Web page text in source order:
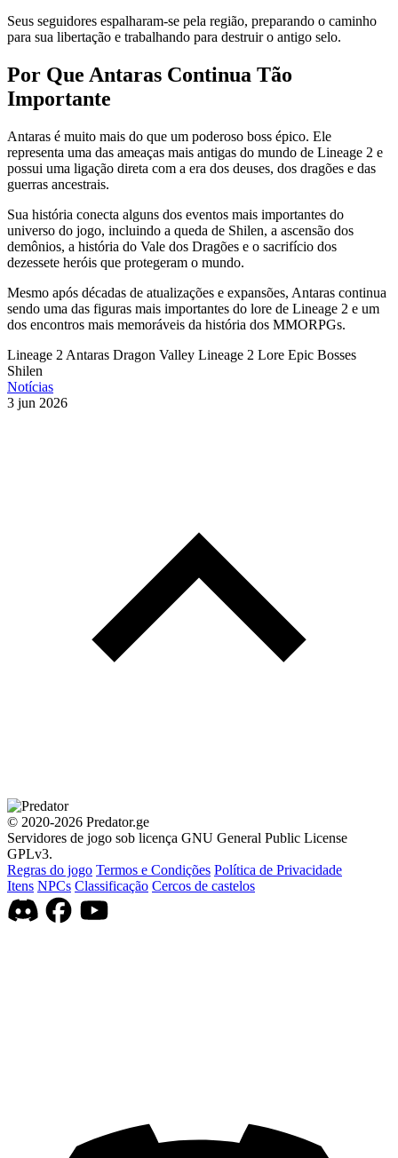
Seus seguidores espalharam-se pela região, preparando o caminho
para sua libertação e trabalhando para destruir o antigo selo.
Por Que Antaras Continua Tão
Importante
Antaras é muito mais do que um poderoso boss épico. Ele
representa uma das ameaças mais antigas do mundo de Lineage 2 e
possui uma ligação direta com a era dos deuses, dos dragões e das
guerras ancestrais.
Sua história conecta alguns dos eventos mais importantes do
universo do jogo, incluindo a queda de Shilen, a ascensão dos
demônios, a história do Vale dos Dragões e o sacrifício dos
dezessete heróis que protegeram o mundo.
Mesmo após décadas de atualizações e expansões, Antaras continua
sendo uma das figuras mais importantes do lore de Lineage 2 e um
dos encontros mais memoráveis da história dos MMORPGs.
Lineage 2 Antaras Dragon Valley Lineage 2 Lore Epic Bosses
Shilen
Notícias
3 jun 2026
© 2020-2026 Predator.ge
Servidores de jogo sob licença GNU General Public License
GPLv3.
Regras do jogo Termos e Condições Política de Privacidade
Itens NPCs Classificação Cercos de castelos